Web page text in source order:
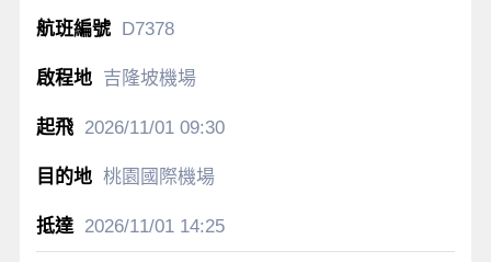
D7378
吉隆坡機場
2026/11/0109:30
桃園國際機場
2026/11/0114:25